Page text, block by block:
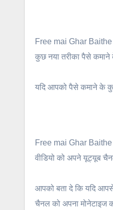
Free mai Ghar
कुछ नया तरीका पैसे
यदि आपको पैसे कमाने के
Free mai Ghar Baithe
वीडियो को अपने यूट्यूब
आपको बता दे कि यदि
चैनल को अपना मोनेटाइज